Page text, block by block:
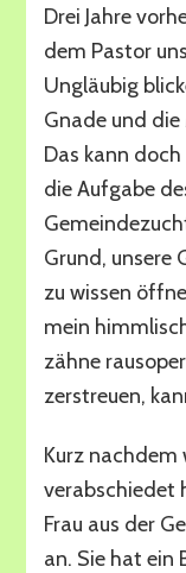
Drei Jahre
dem Pastor
Ungläubig
Gnade und
Das kann
die Aufgabe
Grund, unsere
zu wissen
mein
zähne
zerstreuen,
Kurz nachdem
verabschiedet
Frau aus der
an. Sie hat ein